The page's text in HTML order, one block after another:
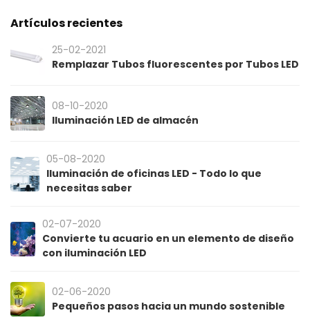
Artículos recientes
25-02-2021
Remplazar Tubos fluorescentes por Tubos LED
08-10-2020
Iluminación LED de almacén
05-08-2020
Iluminación de oficinas LED - Todo lo que
necesitas saber
02-07-2020
Convierte tu acuario en un elemento de diseño
con iluminación LED
02-06-2020
Pequeños pasos hacia un mundo sostenible